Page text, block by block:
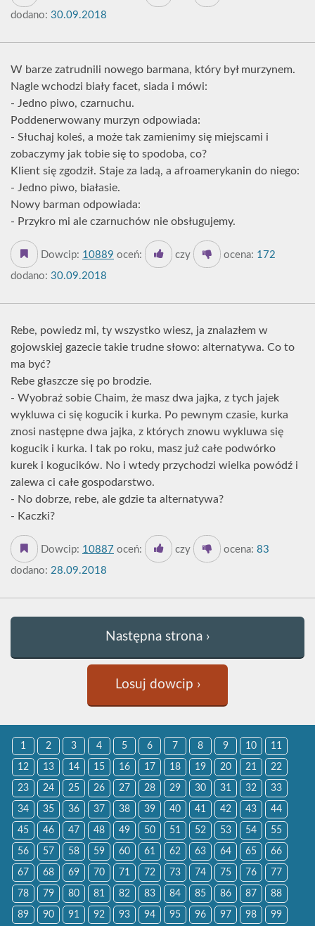
dodano: 30.09.2018
W barze zatrudnili nowego barmana, który był murzynem.
Nagle wchodzi biały facet, siada i mówi:
- Jedno piwo, czarnuchu.
Poddenerwowany murzyn odpowiada:
- Słuchaj koleś, a może tak zamienimy się miejscami i
zobaczymy jak tobie się to spodoba, co?
Klient się zgodził. Staje za ladą, a afroamerykanin do niego:
- Jedno piwo, białasie.
Nowy barman odpowiada:
- Przykro mi ale czarnuchów nie obsługujemy.
Dowcip: 10889 oceń: czy ocena: 172
dodano: 30.09.2018
Rebe, powiedz mi, ty wszystko wiesz, ja znalazłem w
gojowskiej gazecie takie trudne słowo: alternatywa. Co to
ma być?
Rebe głaszcze się po brodzie.
- Wyobraź sobie Chaim, że masz dwa jajka, z tych jajek
wykluwa ci się kogucik i kurka. Po pewnym czasie, kurka
znosi następne dwa jajka, z których znowu wykluwa się
kogucik i kurka. I tak po roku, masz już całe podwórko
kurek i kogucików. No i wtedy przychodzi wielka powódź i
zalewa ci całe gospodarstwo.
- No dobrze, rebe, ale gdzie ta alternatywa?
- Kaczki?
Dowcip: 10887 oceń: czy ocena: 83
dodano: 28.09.2018
Następna strona ›
Losuj dowcip ›
1 2 3 4 5 6 7 8 9 10 11
12 13 14 15 16 17 18 19 20 21 22
23 24 25 26 27 28 29 30 31 32 33
34 35 36 37 38 39 40 41 42 43 44
45 46 47 48 49 50 51 52 53 54 55
56 57 58 59 60 61 62 63 64 65 66
67 68 69 70 71 72 73 74 75 76 77
78 79 80 81 82 83 84 85 86 87 88
89 90 91 92 93 94 95 96 97 98 99